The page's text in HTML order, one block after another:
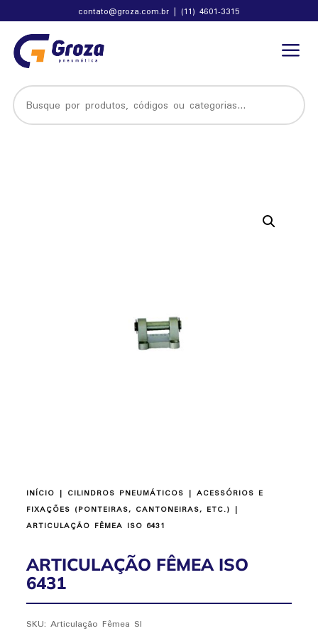
contato@groza.com.br | (11) 4601-3315
a
INÍCIO | CILINDROS PNEUMÁTICOS |ACESSÓRIOS E
FIXAÇÕES (PONTEIRAS, CANTONEIRAS, ETC.) |
ARTICULAÇÃO FÊMEA ISO 6431
ARTICULAÇÃO FÊMEA ISO
6431
SKU:Articulação Fêmea SI